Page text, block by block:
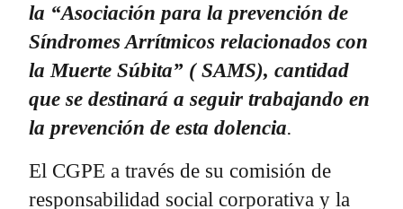
la “Asociación para la prevención de
Síndromes Arrítmicos relacionados con
la Muerte Súbita” ( SAMS), cantidad
que se destinará a seguir trabajando en
la prevención de esta dolencia.
El CGPE a través de su comisión de
responsabilidad social corporativa y la